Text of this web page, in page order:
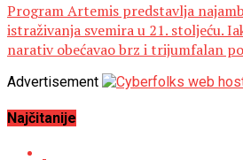
Program Artemis predstavlja
istraživanja svemira u 21. stoljeću.
narativ obećavao brz i trijumfalan
Advertisement
Najčitanije